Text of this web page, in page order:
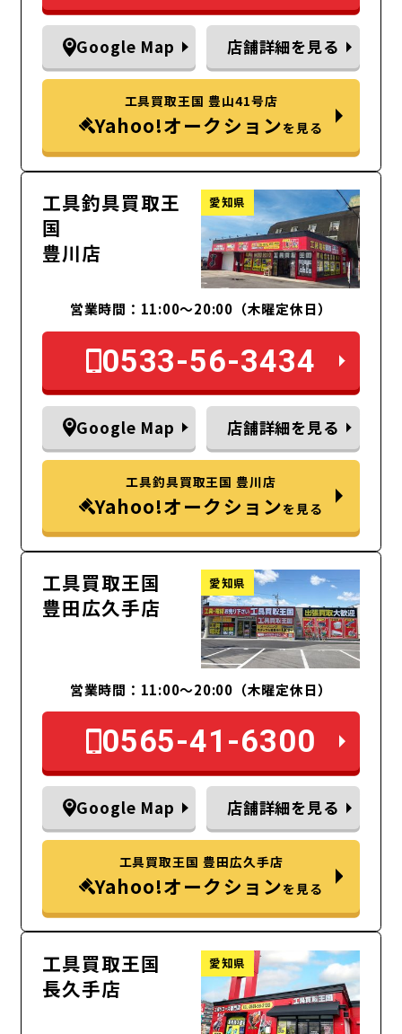
Google Map 店舗詳細を見る
工具買取王国 豊山41号店
Yahoo!オークションを見る
工具釣具買取王
国
豊川店
愛知県
営業時間：11:00～20:00（木曜定休日）
0533-56-3434
Google Map 店舗詳細を見る
工具釣具買取王国 豊川店
Yahoo!オークションを見る
工具買取王国
豊田広久手店
愛知県
営業時間：11:00～20:00（木曜定休日）
0565-41-6300
Google Map 店舗詳細を見る
工具買取王国 豊田広久手店
Yahoo!オークションを見る
工具買取王国
長久手店
愛知県